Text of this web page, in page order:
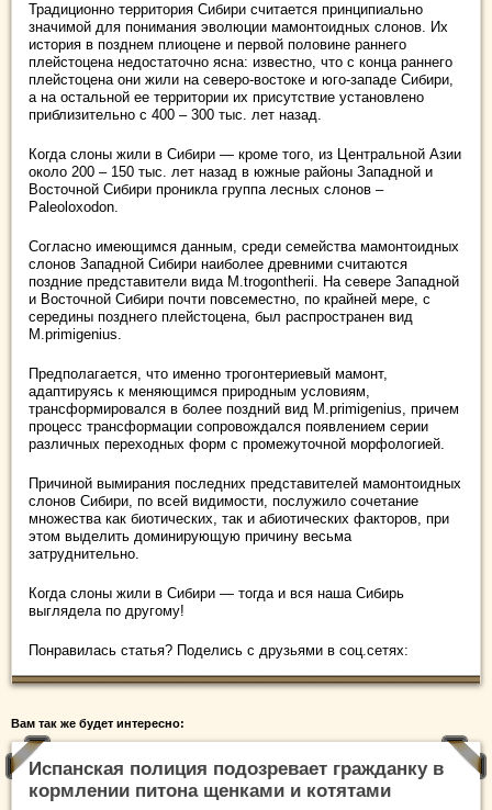
Традиционно территория Сибири считается принципиально
значимой для понимания эволюции мамонтоидных слонов. Их
история в позднем плиоцене и первой половине раннего
плейстоцена недостаточно ясна: известно, что с конца раннего
плейстоцена они жили на северо-востоке и юго-западе Сибири,
а на остальной ее территории их присутствие установлено
приблизительно с 400 – 300 тыс. лет назад.
Когда слоны жили в Сибири — кроме того, из Центральной Азии
около 200 – 150 тыс. лет назад в южные районы Западной и
Восточной Сибири проникла группа лесных слонов –
Paleoloxodon.
Согласно имеющимся данным, среди семейства мамонтоидных
слонов Западной Сибири наиболее древними считаются
поздние представители вида M.trogontherii. На севере Западной
и Восточной Сибири почти повсеместно, по крайней мере, с
середины позднего плейстоцена, был распространен вид
M.primigenius.
Предполагается, что именно трогонтериевый мамонт,
адаптируясь к меняющимся природным условиям,
трансформировался в более поздний вид M.primigenius, причем
процесс трансформации сопровождался появлением серии
различных переходных форм с промежуточной морфологией.
Причиной вымирания последних представителей мамонтоидных
слонов Сибири, по всей видимости, послужило сочетание
множества как биотических, так и абиотических факторов, при
этом выделить доминирующую причину весьма
затруднительно.
Когда слоны жили в Сибири — тогда и вся наша Сибирь
выглядела по другому!
Понравилась статья? Поделись с друзьями в соц.сетях:
Вам так же будет интересно:
Испанская полиция подозревает гражданку в
кормлении питона щенками и котятами